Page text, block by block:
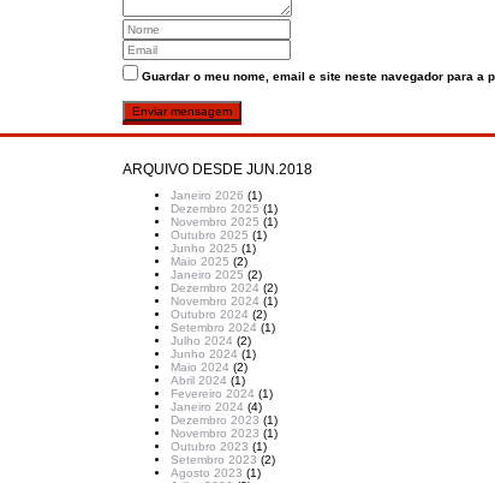
Guardar o meu nome, email e site neste navegador para a
ARQUIVO DESDE JUN.2018
Janeiro 2026 (1)
Dezembro 2025 (1)
Novembro 2025 (1)
Outubro 2025 (1)
Junho 2025 (1)
Maio 2025 (2)
Janeiro 2025 (2)
Dezembro 2024 (2)
Novembro 2024 (1)
Outubro 2024 (2)
Setembro 2024 (1)
Julho 2024 (2)
Junho 2024 (1)
Maio 2024 (2)
Abril 2024 (1)
Fevereiro 2024 (1)
Janeiro 2024 (4)
Dezembro 2023 (1)
Novembro 2023 (1)
Outubro 2023 (1)
Setembro 2023 (2)
Agosto 2023 (1)